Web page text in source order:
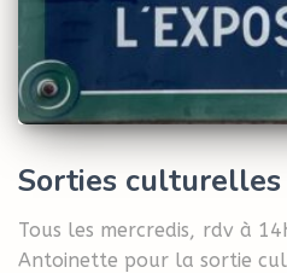
Sorties culturelles
Tous les mercredis, rdv à
Antoinette pour la sortie